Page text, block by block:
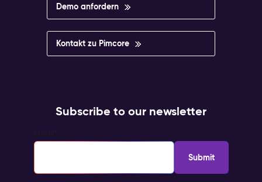
Demo anfordern
Kontakt zu Pimcore
Subscribe to our newsletter